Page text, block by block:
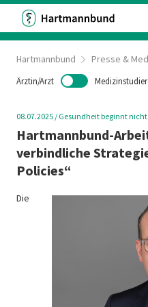
Hartmannbund Presse &
Ärztin/Arzt
08.07.2025 / Gesundheit beginnt
Hartmannbund-
verbindliche
Policies“
Die